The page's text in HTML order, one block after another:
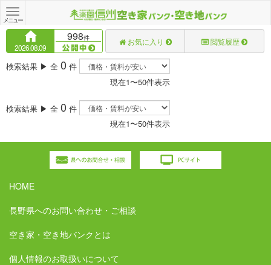
Toggle
navigation
メニュー
2026.08.09
998件 お気に入り 閲覧履歴
検索結果 ▶ 全 0 件
現在1〜50件表示
検索結果 ▶ 全 0 件
現在1〜50件表示
HOME
長野県へのお問い合わせ・ご相談
空き家・空き地バンクとは
個人情報のお取扱いについて